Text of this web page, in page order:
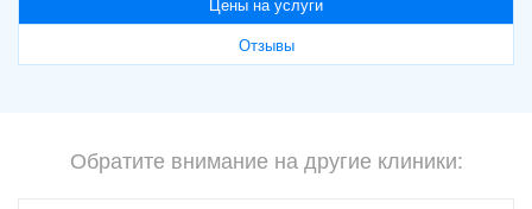
Цены на услуги
Отзывы
Обратите внимание на другие клиники: